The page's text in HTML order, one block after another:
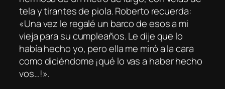
tela y tirantes de piola. Roberto recuerda:
«Una vez le regalé un barco de esos a mi
vieja para su cumpleaños. Le dije que lo
había hecho yo, pero ella me miró a la cara
como diciéndome ¡qué lo vas a haber hecho
vos…!».